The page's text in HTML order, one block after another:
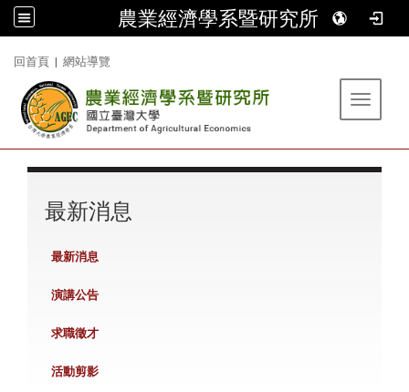
農業經濟學系暨研究所
回首頁 | 網站導覽
Toggle
最新消息
最新消息
演講公告
求職徵才
活動剪影